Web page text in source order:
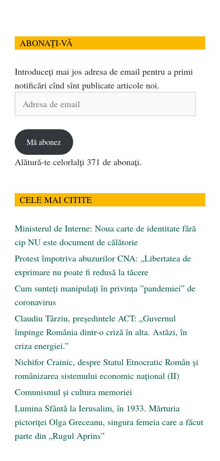
ABONAȚI-VĂ
Introduceți mai jos adresa de email pentru a primi
notificări cînd sînt publicate articole noi.
Adresa
Mă abonez
Alătură-te celorlalți 371 de abonați.
CELE MAI CITITE
Ministerul de Interne: Noua carte de identitate fără
cip NU este document de călătorie
Protest împotriva abuzurilor CNA: „Libertatea de
exprimare nu poate fi redusă la tăcere
Cum sunteți manipulați în privința ”pandemiei” de
coronavirus
Claudiu Târziu, președintele ACT: „Guvernul
împinge România dintr-o criză în alta. Astăzi, în
criza energiei.”
Nichifor Crainic, despre Statul Etnocratic Român şi
românizarea sistemului economic naţional (II)
Comunismul şi cultura memoriei
Lumina Sfântă la Ierusalim, în 1933. Mărturia
pictoriței Olga Greceanu, singura femeia care a făcut
parte din „Rugul Aprins”